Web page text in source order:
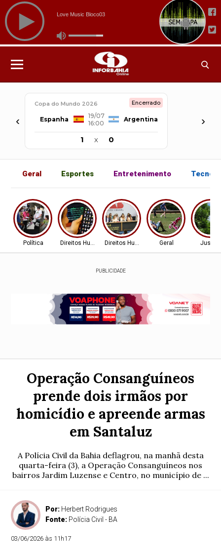
‹
Copa do Mundo 2026 Encerrado
Espanha
19/07
16:00
Argentina
1 x 0
›
Geral Esportes Entretenimento
Política Direitos HumanosDireitos Humanos Geral Justiça
PUBLICIDADE
Operação Consanguíneos
prende dois irmãos por
homicídio e apreende armas
em Santaluz
A Polícia Civil da Bahia deflagrou, na manhã desta
quarta-feira (3), a Operação Consanguíneos nos
bairros Jardim Luzense e Centro, no município de ...
Por: Herbert Rodrigues
Fonte: Polícia Civil - BA
03/06/2026 às 11h17